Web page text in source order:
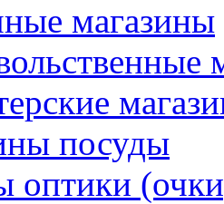
магазины
посуды
оптики